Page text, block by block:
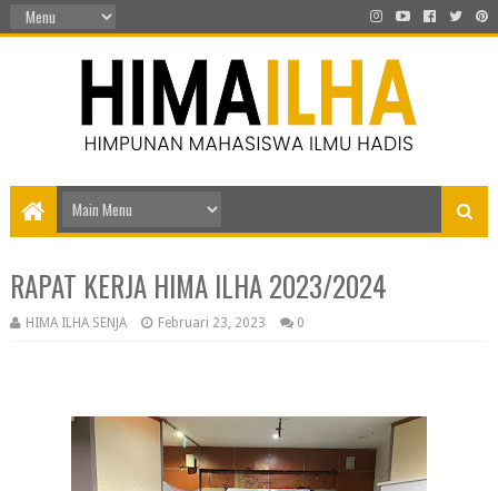
RAPAT KERJA HIMA ILHA 2023/2024
HIMA ILHA SENJA Februari 23, 2023 0